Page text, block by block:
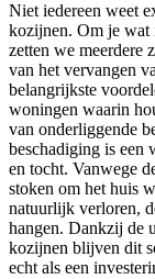
Niet iedereen weet
kozijnen. Om je wat
zetten we meerdere
van het vervangen
belangrijkste
woningen waarin
van onderliggende
beschadiging is een
en tocht. Vanwege
stoken om het huis
natuurlijk verloren,
hangen. Dankzij de
kozijnen blijven dit
echt als een